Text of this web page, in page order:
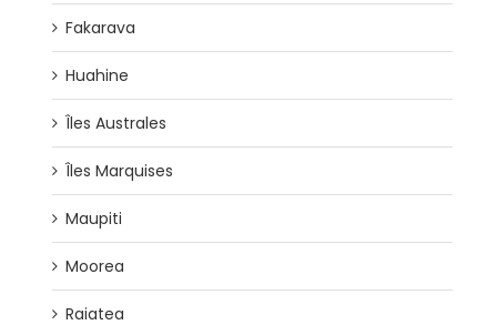
Fakarava
Huahine
Îles Australes
Îles Marquises
Maupiti
Moorea
Raiatea